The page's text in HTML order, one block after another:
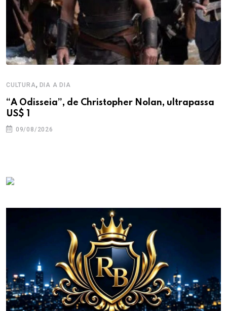
CULTURA, DIA A DIA
“A Odisseia”, de Christopher Nolan, ultrapassa
US$ 1
09/08/2026